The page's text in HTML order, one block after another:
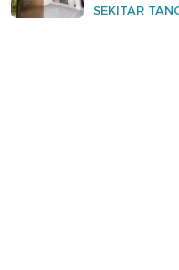
SEKITAR